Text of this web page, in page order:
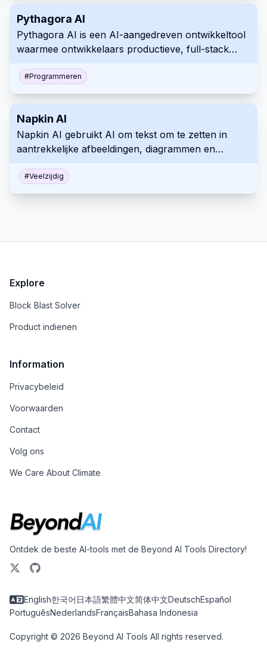
Pythagora AI
Pythagora AI is een AI-aangedreven ontwikkeltool
waarmee ontwikkelaars productieve, full-stack
taalconversatie. Het voert 95% van het
ontwikkelwerk uit en vereist minimale menselijke
#Programmeren
Napkin AI
Napkin AI gebruikt AI om tekst om te zetten in
aantrekkelijke afbeeldingen, diagrammen en
#Veelzijdig
Explore
Block Blast Solver
Product indienen
Information
Privacybeleid
Voorwaarden
Contact
Volg ons
We Care About Climate
Ontdek de beste AI-tools met de Beyond AI Tools Directory!
English한국어 日本語繁體中文简体中文DeutschEspañol
PortuguêsNederlandsFrançaisBahasa Indonesia
Copyright © 2026 Beyond AI Tools All rights reserved.